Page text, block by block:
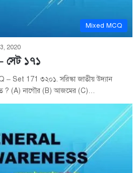
Mixed MCQ
2020
সেট ১৭১
Set 171 ৩২০১. সরিস্কা জাতীয় উদ্যান
? (A) নাগৌর (B) আজমের (C)…